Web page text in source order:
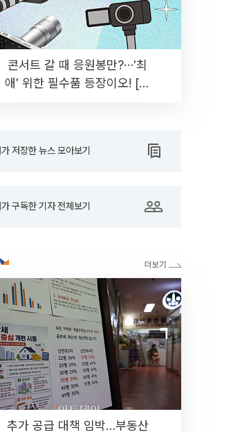
콘서트 갈 때 응원봉만?⋯'최
애' 위한 필수품 등장이오! [솔
저장한 뉴스 모아보기
구독한 기자 전체보기
추가 공급 대책 임박…부동산